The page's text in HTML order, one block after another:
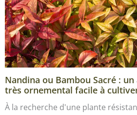
Nandina ou Bambou Sacré :
très ornemental facile à
À la recherche d'une plante